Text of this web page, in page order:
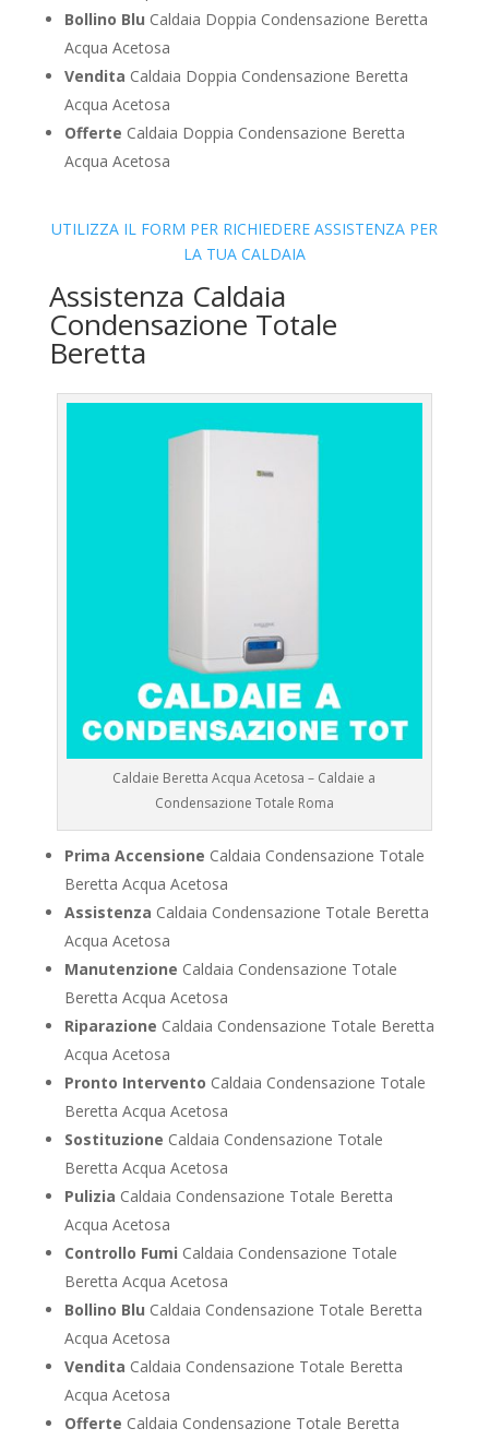
Bollino Blu Caldaia Doppia Condensazione Beretta
Acqua Acetosa
Vendita Caldaia Doppia Condensazione Beretta
Acqua Acetosa
Offerte Caldaia Doppia Condensazione Beretta
Acqua Acetosa
UTILIZZA IL FORM PER RICHIEDERE ASSISTENZA PER
LA TUA CALDAIA
Assistenza Caldaia
Condensazione Totale
Beretta
Caldaie Beretta Acqua Acetosa – Caldaie a
Condensazione Totale Roma
Prima Accensione Caldaia Condensazione Totale
Beretta Acqua Acetosa
Assistenza Caldaia Condensazione Totale Beretta
Acqua Acetosa
Manutenzione Caldaia Condensazione Totale
Beretta Acqua Acetosa
Riparazione Caldaia Condensazione Totale Beretta
Acqua Acetosa
Pronto Intervento Caldaia Condensazione Totale
Beretta Acqua Acetosa
Sostituzione Caldaia Condensazione Totale
Beretta Acqua Acetosa
Pulizia Caldaia Condensazione Totale Beretta
Acqua Acetosa
Controllo Fumi Caldaia Condensazione Totale
Beretta Acqua Acetosa
Bollino Blu Caldaia Condensazione Totale Beretta
Acqua Acetosa
Vendita Caldaia Condensazione Totale Beretta
Acqua Acetosa
Offerte Caldaia Condensazione Totale Beretta